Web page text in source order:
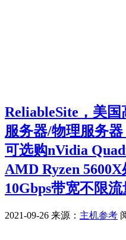
ReliableSite，美
服务器/物理服务器
可选购nVidia
AMD Ryzen 5600X
10Gbps带宽不限流
2021-09-26 来源： 主机参考